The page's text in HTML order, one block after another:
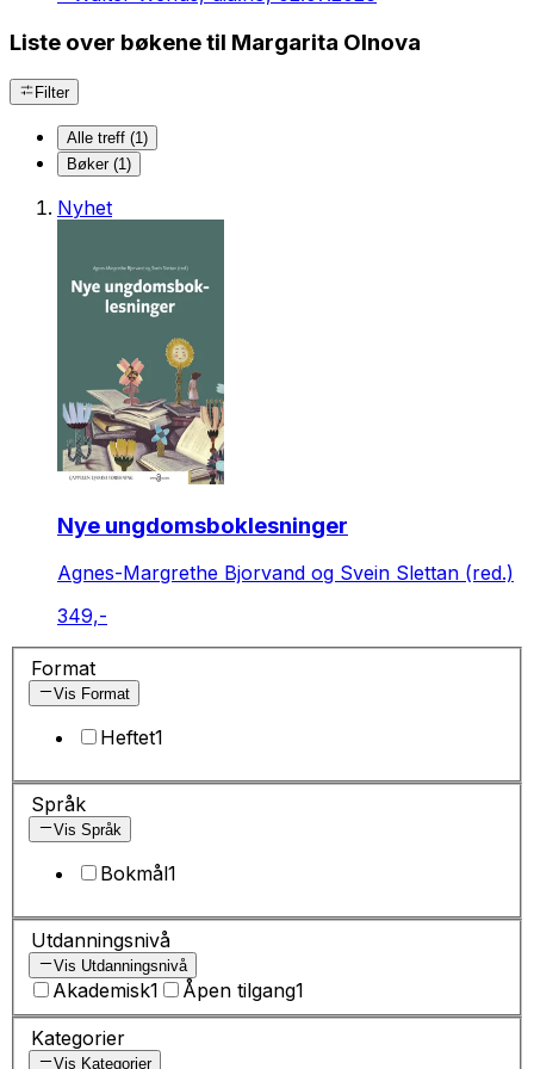
Liste over bøkene til Margarita Olnova
Filter
Alle treff (1)
Bøker (1)
Nyhet
Nye ungdomsboklesninger
Agnes-Margrethe Bjorvand og Svein Slettan (red.)
349,-
Format
Vis Format
Heftet1
Språk
Vis Språk
Bokmål1
Utdanningsnivå
Vis Utdanningsnivå
Akademisk1 Åpen tilgang1
Kategorier
Vis Kategorier